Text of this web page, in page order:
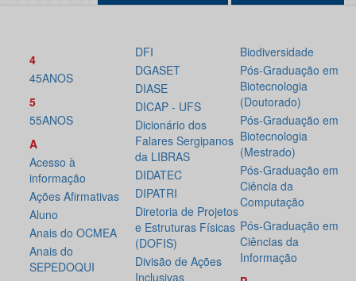
4
45ANOS
5
55ANOS
A
Acesso à
informação
Ações Afirmativas
Aluno
Anais do OCMEA
Anais do
SEPEDOQUI
DFI
DGASET
DIASE
DICAP - UFS
Dicionário dos
Falares Sergipanos
da LIBRAS
DIDATEC
DIPATRI
Diretoria de Projetos
e Estruturas Físicas
(DOFIS)
Divisão de Ações
Inclusivas
Biodiversidade
Pós-Graduação em
Biotecnologia
(Doutorado)
Pós-Graduação em
Biotecnologia
(Mestrado)
Pós-Graduação em
Ciência da
Computação
Pós-Graduação em
Ciências da
Informação